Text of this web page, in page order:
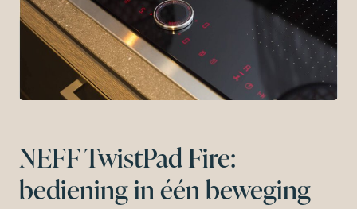
NEFF TwistPad Fire:
bediening in één beweging